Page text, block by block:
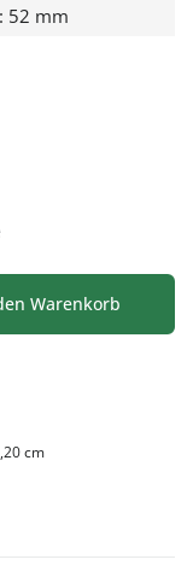
52 mm
Warenkorb
cm